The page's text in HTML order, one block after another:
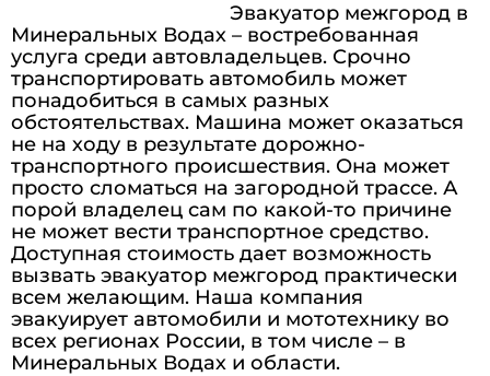
Эвакуатор межгород в
Минеральных Водах – востребованная
услуга среди автовладельцев. Срочно
транспортировать автомобиль может
понадобиться в самых разных
обстоятельствах. Машина может оказаться
не на ходу в результате дорожно-
транспортного происшествия. Она может
просто сломаться на загородной трассе. А
порой владелец сам по какой-то причине
не может вести транспортное средство.
Доступная стоимость дает возможность
вызвать эвакуатор межгород практически
всем желающим. Наша компания
эвакуирует автомобили и мототехнику во
всех регионах России, в том числе – в
Минеральных Водах и области.